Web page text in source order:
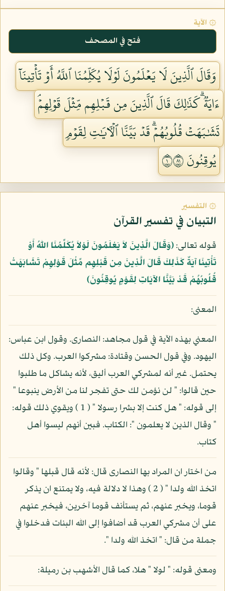
۞ الآية
فتح في المصحف
وَقَالَ ٱلَّذِينَ لَا يَعۡلَمُونَ لَوۡلَا يُكَلِّمُنَا ٱللَّهُ أَوۡ تَأۡتِينَآ
ءَايَةٞۗ كَذَٰلِكَ قَالَ ٱلَّذِينَ مِن قَبۡلِهِم مِّثۡلَ قَوۡلِهِمۡۘ
تَشَٰبَهَتۡ قُلُوبُهُمۡۗ قَدۡ بَيَّنَّا ٱلۡأٓيَٰتِ لِقَوۡمٖ
يُوقِنُونَ ١١٨
۞ التفسير
التبيان في تفسير القرآن
قوله تعالى:﴿وَقَالَ الَّذِينَ لاَ يَعْلَمُونَ لَوْلاَ يُكَلِّمُنَا اللّهُ أَوْ
تَأْتِينَا آيَةٌ كَذَلِكَ قَالَ الَّذِينَ مِن قَبْلِهِم مِّثْلَ قَوْلِهِمْ تَشَابَهَتْ
قُلُوبُهُمْ قَدْ بَيَّنَّا الآيَاتِ لِقَوْمٍ يُوقِنُونَ﴾
المعنى:
المعني بهذه الآية في قول مجاهد: النصارى. وقول ابن عباس:
اليهود. وفي قول الحسن وقتادة: مشركوا العرب. وكل ذلك
يحتمل. غير أنه لمشركي العرب أليق، لأنه يشاكل ما طلبوا
حين قالوا: " لن نؤمن لك حتى تفجر لنا من الأرض ينبوعا "
إلى قوله: " هل كنت إلا بشرا رسولا " ( 1 ) ويقوي ذلك قوله:
" وقال الذين لا يعلمون ": الكتاب. فبين أنهم ليسوا أهل
كتاب.
من اختار ان المراد بها النصارى قال: لأنه قال قبلها " وقالوا
اتخذ الله ولدا " ( 2 ) وهذا لا دلالة فيه، ولا يمتنع ان يذكر
قوما، ويخبر عنهم، ثم يستأنف قوما آخرين، فيخبر عنهم
على أن مشركي العرب قد أضافوا إلى الله البنات فدخلوا في
جملة من قال: " اتخذ الله ولدا ".
ومعنى قوله: " لولا " هلا، كما قال الأشهب بن رميلة: